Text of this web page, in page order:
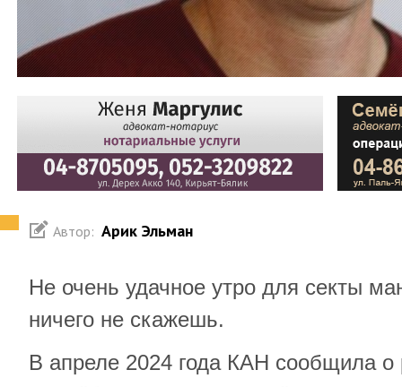
Автор: Арик Эльман
Не очень удачное утро для секты
ничего не скажешь.
В апреле 2024 года КАН сообщила о